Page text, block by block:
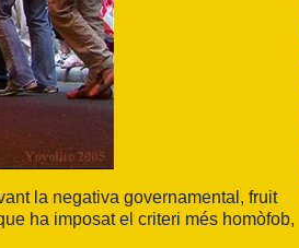
la negativa governamental, fruit
ha imposat el criteri més homòfob,